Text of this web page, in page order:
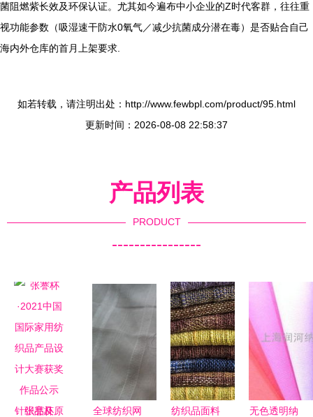
菌阻燃紫长效及环保认证。尤其如今遍布中小企业的Z时代客群，往往重
视功能参数（吸湿速干防水0氧气／减少抗菌成分潜在毒）是否贴合自己
海内外仓库的首月上架要求.
如若转载，请注明出处：http://www.fewbpl.com/product/95.html
更新时间：2026-08-08 22:58:37
产品列表
PRODUCT
----------------
张謇杯
全球纺织网
纺织品面料
无色透明纳